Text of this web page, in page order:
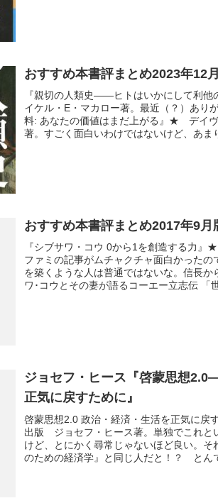
おすすめ本書評まとめ2023年12
『親切の人類史――ヒトはいかにして利
イケル・E・マカロー著。最近（？）あり
料: あなたの価値はまだ上がる』★ デイ
著。すごく面白いわけではないけど、あま
おすすめ本書評まとめ2017年9月
『シブサワ・コウ 0から1を創造する力
ファミの記事がムチャクチャ面白かったの
を築くような人は普通ではないな。信長
ワ･コウとその妻が語るコーエー立志伝 「
ジョセフ・ヒース『啓蒙思想
正気に戻すために』
啓蒙思想2.0 政治・経済・生活を正気に戻
出版 ジョセフ・ヒース著。単独でこれと
けど、とにかく尋常じゃないほど良い。そ
のための経済学』と同じ人だと！？ とん